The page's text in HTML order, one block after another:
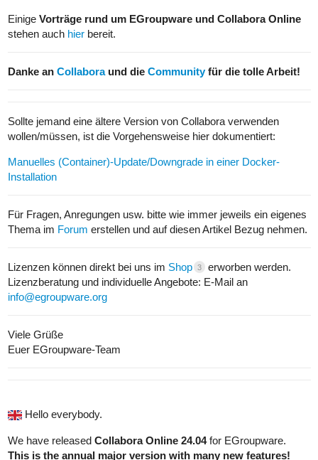
Einige Vorträge rund um EGroupware und Collabora Online
stehen auch hier bereit.
Danke an Collaboraund die Communityfür die tolle Arbeit!
Sollte jemand eine ältere Version von Collabora verwenden
wollen/müssen, ist die Vorgehensweise hier dokumentiert:
Manuelles (Container)-Update/Downgrade in einer Docker-
Installation
Für Fragen, Anregungen usw. bitte wie immer jeweils ein eigenes
Thema im Forum erstellen und auf diesen Artikel Bezug nehmen.
Lizenzen können direkt bei uns im Shop 3
erworben werden.
Lizenzberatung und individuelle Angebote: E-Mail an
info@egroupware.org
Viele Grüße
Euer EGroupware-Team
Hello everybody.
We have released Collabora Online 24.04for EGroupware.
This is the annual major version with many new features!